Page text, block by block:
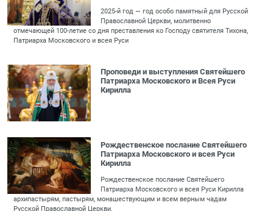
2025-й год — год особо памятный для Русской
Православной Церкви, молитвенно
отмечающей 100-летие со дня преставления ко Господу святителя Тихона,
Патриарха Московского и всея Руси
Проповеди и выступления Святейшего
Патриарха Московского и Всея Руси
Кирилла
Рождественское послание Святейшего
Патриарха Московского и всея Руси
Кирилла
Рождественское послание Святейшего
Патриарха Московского и всея Руси Кирилла
архипастырям, пастырям, монашествующим и всем верным чадам
Русской Православной Церкви.